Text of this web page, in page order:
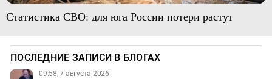
Статистика СВО: для юга России потери растут
ПОСЛЕДНИЕ ЗАПИСИ В БЛОГАХ
09:58, 7 августа 2026